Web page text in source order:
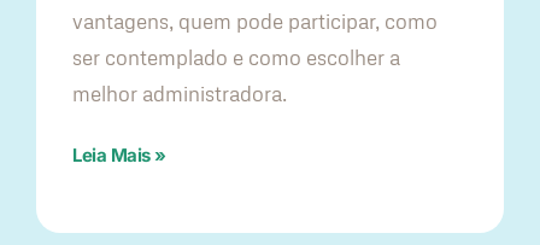
vantagens, quem pode participar, como
ser contemplado e como escolher a
melhor administradora.
Leia Mais »